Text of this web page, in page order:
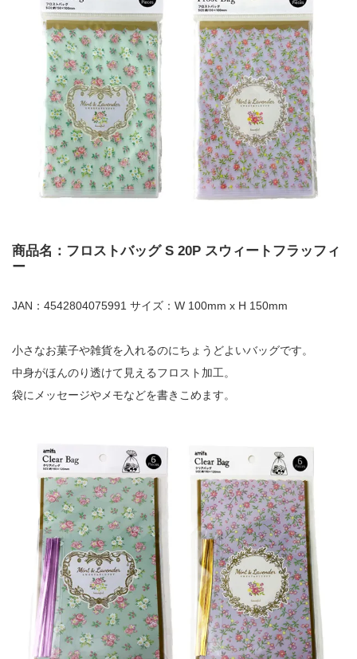
商品名：フロストバッグ S 20P スウィートフラッフィ
ー
JAN：4542804075991 サイズ：W 100mm x H 150mm
小さなお菓子や雑貨を入れるのにちょうどよいバッグです。
中身がほんのり透けて見えるフロスト加工。
袋にメッセージやメモなどを書きこめます。